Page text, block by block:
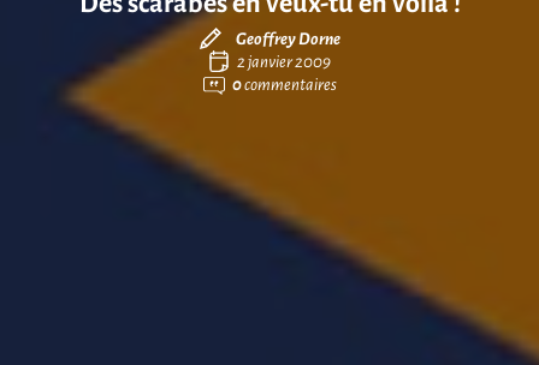
Geoffrey Dorne
2 janvier 2009
0commentaires